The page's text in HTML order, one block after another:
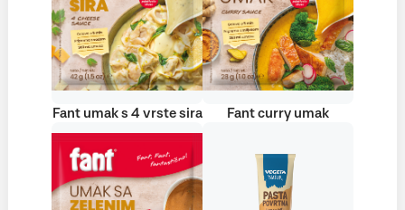
Fant umak s 4 vrste sira Fant curry umak